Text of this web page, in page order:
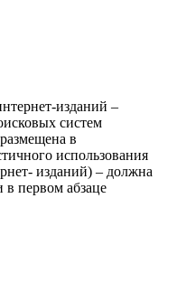
изданий –
систем
в
использования
изданий) – должна
в первом абзаце